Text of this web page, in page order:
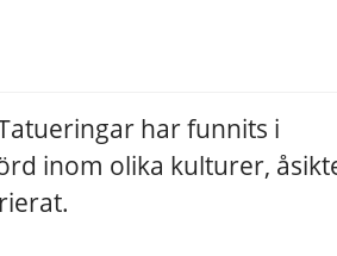
har funnits i
inom olika kulturer,